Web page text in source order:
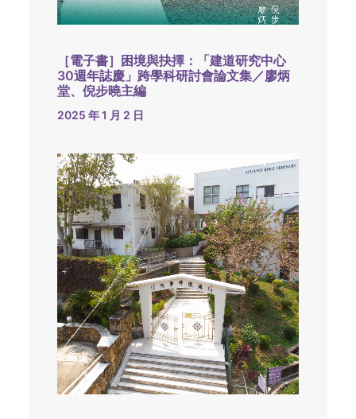
［電子書］困境與抉擇：「建道研究中心
30週年誌慶」跨學科研討會論文集／廖炳
堂、倪步曉主編
2025 年 1 月 2 日